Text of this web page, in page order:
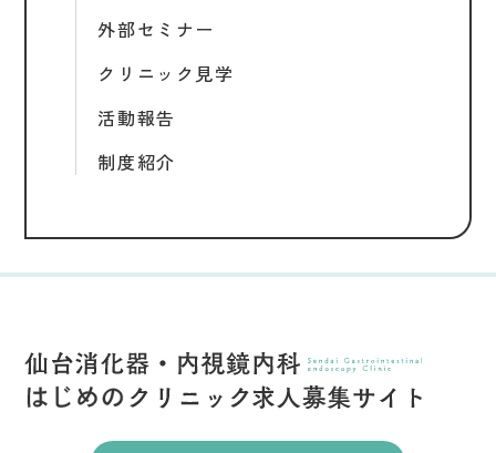
外部セミナー
クリニック見学
活動報告
制度紹介